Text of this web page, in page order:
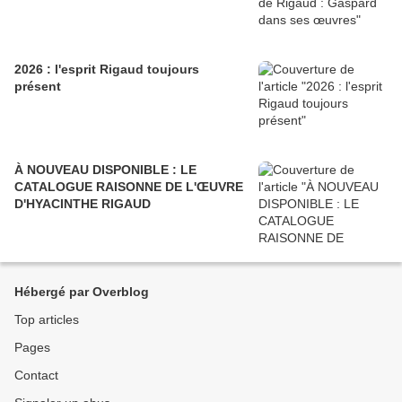
2026 : l'esprit Rigaud toujours
présent
À NOUVEAU DISPONIBLE : LE
CATALOGUE RAISONNE DE L'ŒUVRE
D'HYACINTHE RIGAUD
Hébergé par Overblog
Top articles
Pages
Contact